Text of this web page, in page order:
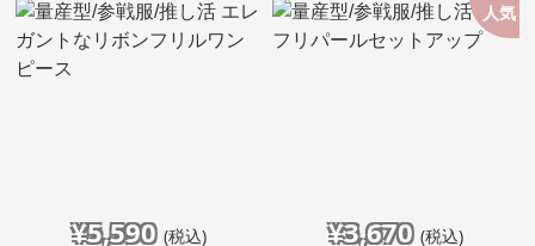
¥5,590 (税込)
人気
¥3,670 (税込)